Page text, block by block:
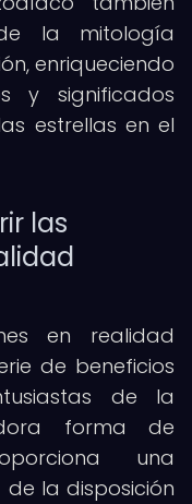
la mitología
enriqueciendo
y significados
estrellas en el
las
en realidad
de beneficios
de la
forma de
una
la disposición